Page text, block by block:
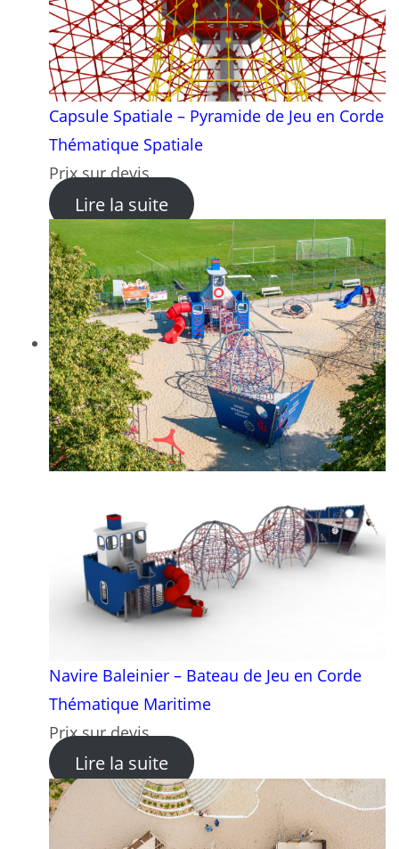
Capsule Spatiale – Pyramide de Jeu en Corde
Thématique Spatiale
Prix sur devis
Lire la suite: Capsule Spatiale –
Navire Baleinier – Bateau de Jeu en Corde
Thématique Maritime
Prix sur devis
Lire la suite: Navire Baleinier – Bateau